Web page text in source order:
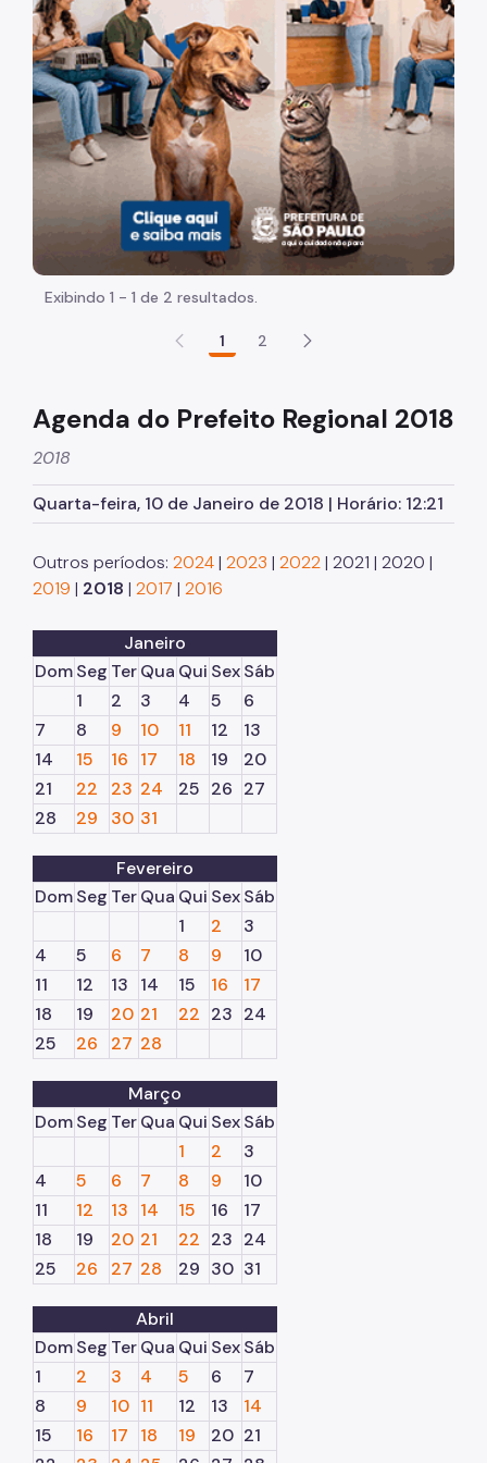
Participação Social
Quadro de Serviços
Acesso à Proteção de Dados Pessoais
Organização
Execução Orçamentária
Licitações
SP Mais Fácil
Cata-Bagulho
Termo de Cooperação
Programa de Metas
Notícias
Exibindo 1 - 1 de 2 resultados.
1 2
Agenda do Prefeito Regional 2018
2018
Quarta-feira, 10 de Janeiro de 2018 | Horário: 12:21
Outros períodos: 2024| 2023 | 2022| 2021 | 2020 |
2019 | 2018 | 2017 | 2016
Janeiro
DomSeg TerQua Qui SexSáb
1
2 3 4 5
6
7
8 9 10 11 12
13
14
15 16 17 18 19
20
21
22 23 24 25 26 27
28
29 30 31
Fevereiro
DomSeg TerQua Qui SexSáb
1
2
3
4
5 6 7 8 9
10
11
12 13 14 15 16
17
18
19 20 21 22 23 24
25
26 27 28
Março
DomSeg TerQua Qui SexSáb
1
2
3
4
5 6 7 8 9
10
11
12 13 14 15 16
17
18
19 20 21 22 23 24
25
26 27 28 29 30 31
Abril
DomSeg TerQua Qui SexSáb
1
2 3 4 5 6
7
8
9 10 11 12 13
14
15
16 17 18 19 20 21